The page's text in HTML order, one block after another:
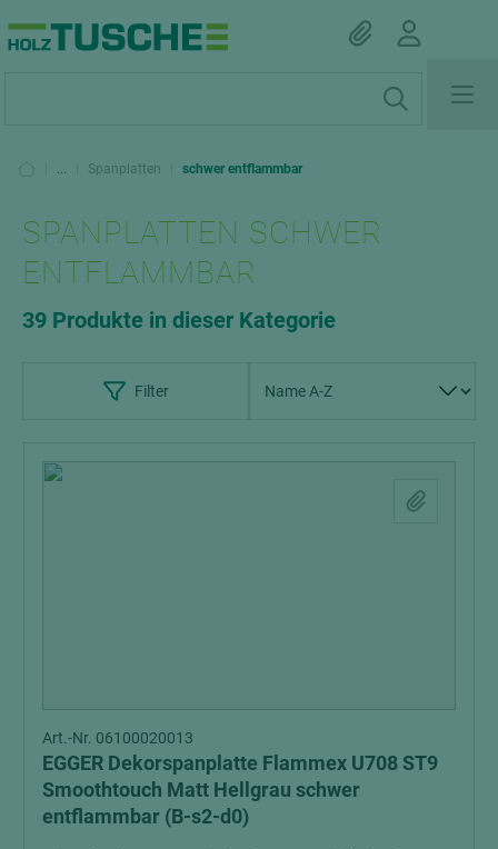
... Spanplatten schwer entflammbar
SPANPLATTEN SCHWER
ENTFLAMMBAR
39 Produkte in dieser Kategorie
Filter
Art.-Nr. 06100020013
EGGER Dekorspanplatte Flammex U708 ST9
Smoothtouch Matt Hellgrau schwer
entflammbar (B-s2-d0)